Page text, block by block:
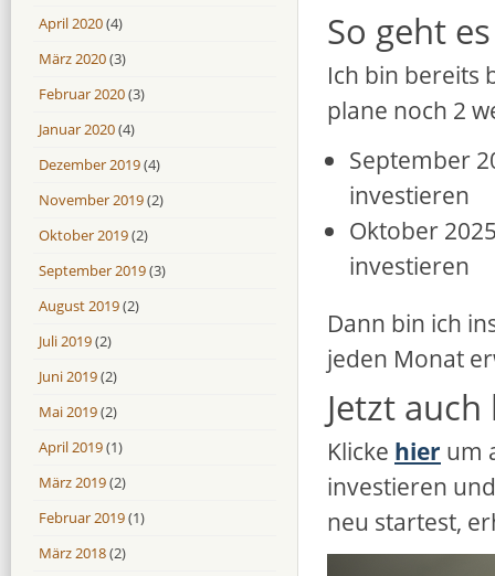
So geht
Ich bin bereits
plane noch 2
September
investieren
Oktober
investieren
Dann bin ich
jeden Monat
Jetzt
Klicke hier um
investieren
neu startest,
April 2020(4)
März 2020(3)
Februar 2020(3)
Januar 2020(4)
Dezember 2019(4)
November 2019(2)
Oktober 2019(2)
September 2019(3)
August 2019(2)
Juli 2019(2)
Juni 2019(2)
Mai 2019(2)
April 2019(1)
März 2019(2)
Februar 2019(1)
März 2018(2)